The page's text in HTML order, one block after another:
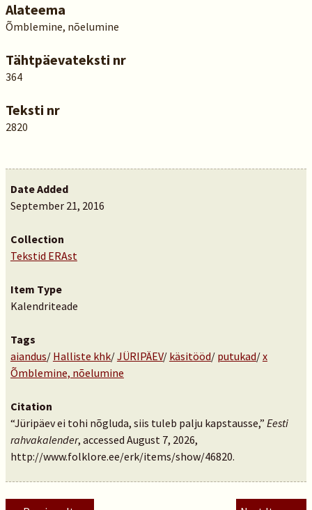
Alateema
Õmblemine, nõelumine
Tähtpäevateksti nr
364
Teksti nr
2820
Date Added
September 21, 2016
Collection
Tekstid ERAst
Item Type
Kalendriteade
Tags
aiandus/ Halliste khk/JÜRIPÄEV/ käsitööd/ putukad/x
Õmblemine, nõelumine
Citation
“Jüripäev ei tohi nõgluda, siis tuleb palju kapstausse,” Eesti
rahvakalender, accessed August 7, 2026,
http://www.folklore.ee/erk/items/show/46820.